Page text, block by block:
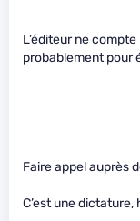
L’éditeur ne
probablement pour
Faire appel auprès
C’est une dictature,